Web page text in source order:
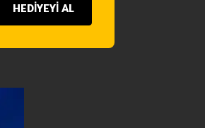
HEDİYEYİ AL